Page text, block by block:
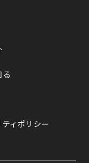
る
ィポリシー